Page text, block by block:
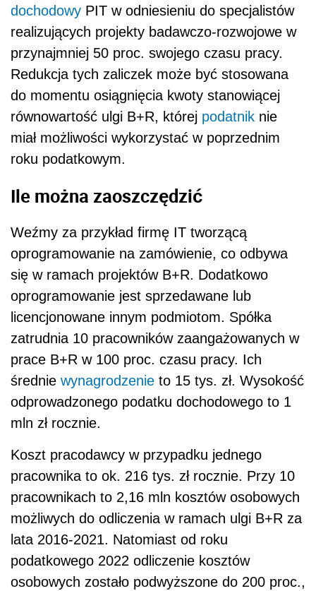
dochodowy PIT w odniesieniu do specjalistów
realizujących projekty badawczo-rozwojowe w
przynajmniej 50 proc. swojego czasu pracy.
Redukcja tych zaliczek może być stosowana
do momentu osiągnięcia kwoty stanowiącej
równowartość ulgi B+R, której podatnik nie
miał możliwości wykorzystać w poprzednim
roku podatkowym.
Ile można zaoszczędzić
Weźmy za przykład firmę IT tworzącą
oprogramowanie na zamówienie, co odbywa
się w ramach projektów B+R. Dodatkowo
oprogramowanie jest sprzedawane lub
licencjonowane innym podmiotom. Spółka
zatrudnia 10 pracowników zaangażowanych w
prace B+R w 100 proc. czasu pracy. Ich
średnie wynagrodzenie to 15 tys. zł. Wysokość
odprowadzonego podatku dochodowego to 1
mln zł rocznie.
Koszt pracodawcy w przypadku jednego
pracownika to ok. 216 tys. zł rocznie. Przy 10
pracownikach to 2,16 mln kosztów osobowych
możliwych do odliczenia w ramach ulgi B+R za
lata 2016-2021. Natomiast od roku
podatkowego 2022 odliczenie kosztów
osobowych zostało podwyższone do 200 proc.,